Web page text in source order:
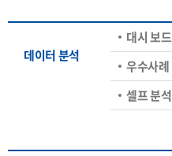
데이터 분석
대시 보드
우수사례
셀프 분석